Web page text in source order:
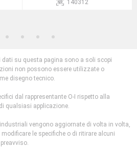
140312
dati su questa pagina sono a soli scopi
non possono essere utilizzate o
disegno tecnico.
dal rappresentante O-I rispetto alla
qualsiasi applicazione.
vengono aggiornate di volta in volta,
le specifiche o di ritirare alcuni